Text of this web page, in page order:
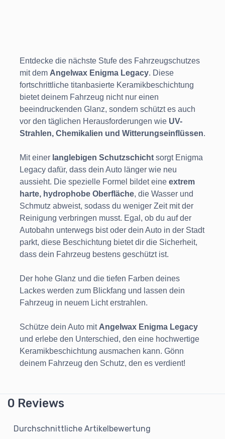
Entdecke die nächste Stufe des Fahrzeugschutzes
mit dem Angelwax Enigma Legacy. Diese
fortschrittliche titanbasierte Keramikbeschichtung
bietet deinem Fahrzeug nicht nur einen
beeindruckenden Glanz, sondern schützt es auch
vor den täglichen Herausforderungen wie UV-
Strahlen, Chemikalien und Witterungseinflüssen.
Mit einer langlebigen Schutzschicht sorgt Enigma
Legacy dafür, dass dein Auto länger wie neu
aussieht. Die spezielle Formel bildet eine extrem
harte, hydrophobe Oberfläche, die Wasser und
Schmutz abweist, sodass du weniger Zeit mit der
Reinigung verbringen musst. Egal, ob du auf der
Autobahn unterwegs bist oder dein Auto in der Stadt
parkt, diese Beschichtung bietet dir die Sicherheit,
dass dein Fahrzeug bestens geschützt ist.
Der hohe Glanz und die tiefen Farben deines
Lackes werden zum Blickfang und lassen dein
Fahrzeug in neuem Licht erstrahlen.
Schütze dein Auto mit Angelwax Enigma Legacy
und erlebe den Unterschied, den eine hochwertige
Keramikbeschichtung ausmachen kann. Gönn
deinem Fahrzeug den Schutz, den es verdient!
0 Reviews
Durchschnittliche Artikelbewertung